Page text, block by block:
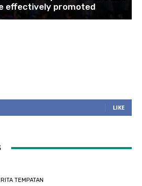
effectively promoted
LIKE
TEMPATAN